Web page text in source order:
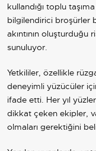
kullandığı toplu
bilgilendirici broşürler
akıntının oluşturduğu
sunuluyor.
Yetkililer, özellikle
deneyimli yüzücüler
ifade etti. Her yıl
dikkat çeken ekipler,
olmaları gerektiğini